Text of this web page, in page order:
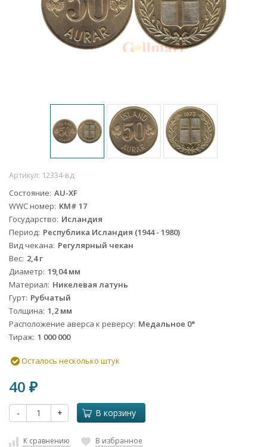
Артикул: 12334-вд
Состояние AU-XF
WWC номер KM# 17
Государство Исландия
Период Республика Исландия (1944 - 1980)
Вид чекана Регулярный чекан
Вес 2,4 г
Диаметр 19,04 мм
Материал Никелевая латунь
Гурт Рубчатый
Толщина 1,2 мм
Расположение аверса к реверсу Медальное 0°
Тираж 1 000 000
Осталось несколько штук
40 ₽
- + В корзину
К сравнению В избранное